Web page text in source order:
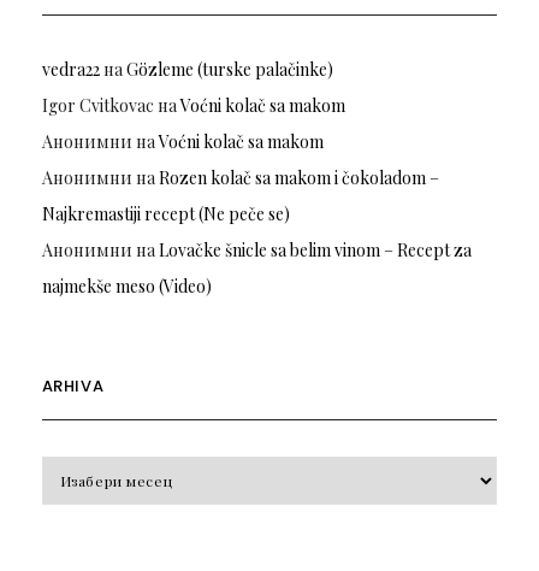
vedra22наGözleme (turske palačinke)
Igor Cvitkovac наVoćni kolač sa makom
Анонимни наVoćni kolač sa makom
Анонимни наRozen kolač sa makom i čokoladom –
Najkremastiji recept (Ne peče se)
Анонимни наLovačke šnicle sa belim vinom – Recept za
najmekše meso (Video)
ARHIVA